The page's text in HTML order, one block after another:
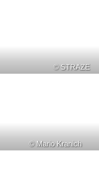
© STRAZE
© Mario Kranich